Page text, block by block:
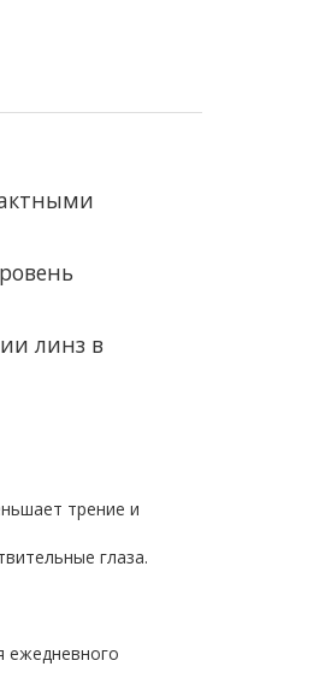
линз в
трение и
глаза.
ежедневного